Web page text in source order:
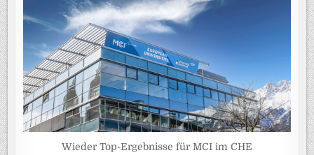
Wieder Top-Ergebnisse für MCI im CHE